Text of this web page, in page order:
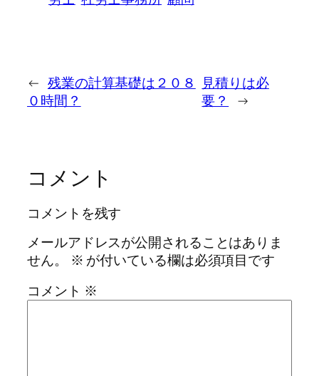
← 残業の計算基礎は２０８
０時間？
見積りは必
要？
→
コメント
コメントを残す
メールアドレスが公開されることはありま
せん。
※ が付いている欄は必須項目です
コメント ※